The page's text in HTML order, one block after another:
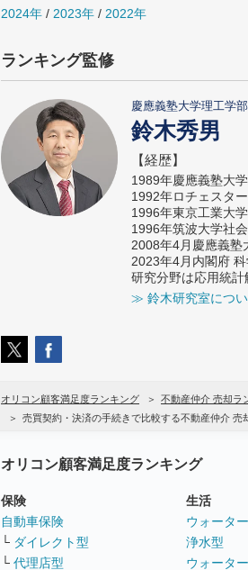
2024年 / 2023年 / 2022年
ランキング監修
慶應義塾大学理工学
鈴木秀男
【経歴】
1989年慶應義塾大
1992年ロチェスタ
1996年東京工業大
1996年筑波大学社
2008年4月慶應義塾
2023年4月内閣府
研究分野は応用統計
≫ 鈴木研究室につ
オリコン顧客満足度ランキング 不動産仲介 売却ラ
売買契約・決済の手続きで比較する不動産仲介 売
オリコン顧客満足度ランキング
保険
自動車保険
└ ダイレクト型
└ 代理店型
生活
ウォータ
浄水型
ウォータ